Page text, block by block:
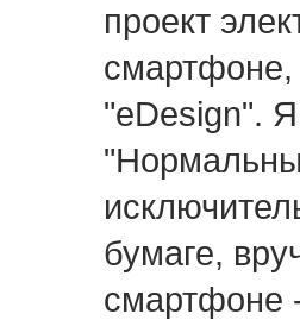
проект
смартфоне,
"eDesign".
бумаге,
смартфоне